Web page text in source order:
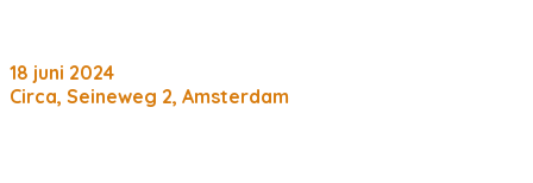
18 juni 2024
Circa, Seineweg 2, Amsterdam